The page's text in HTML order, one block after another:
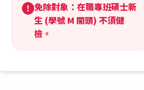
免除對象：在職專班碩士新
生 (學號 M 開頭) 不須健
檢。